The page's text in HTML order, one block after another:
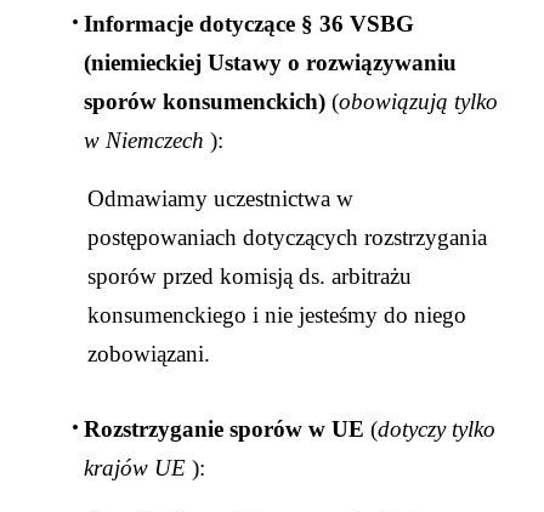
Informacje dotyczące § 36 VSBG
(niemieckiej Ustawy o rozwiązywaniu
sporów konsumenckich)(obowiązują tylko
w Niemczech ):
Odmawiamy uczestnictwa w
postępowaniach dotyczących rozstrzygania
sporów przed komisją ds. arbitrażu
konsumenckiego i nie jesteśmy do niego
zobowiązani.
Rozstrzyganie sporów w UE (dotyczy tylko
krajów UE):